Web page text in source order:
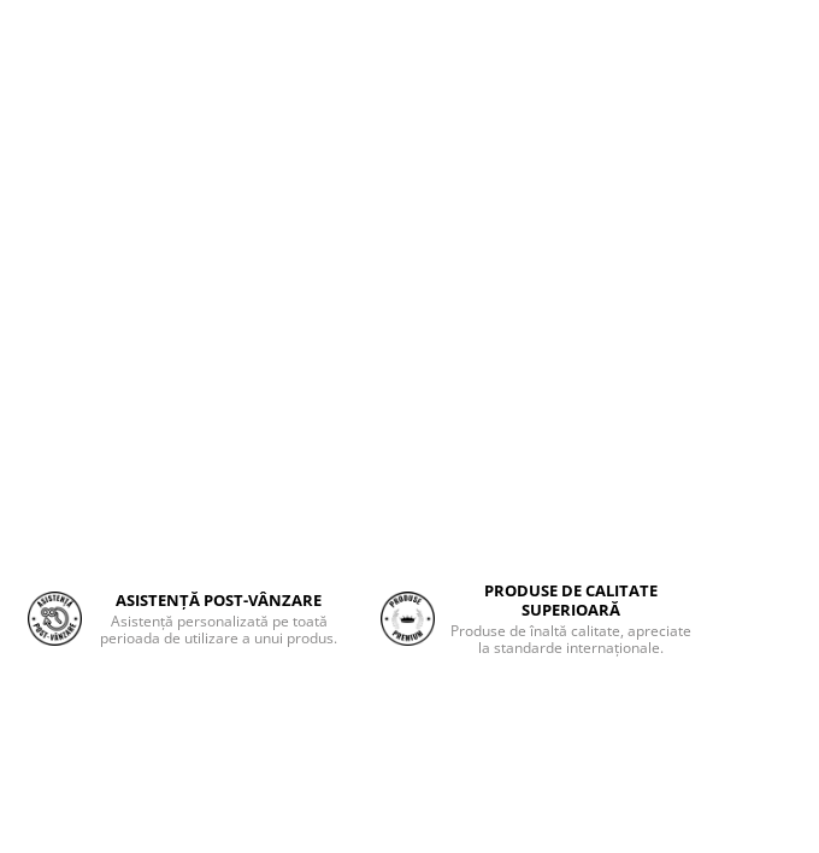
ASISTENȚĂ POST-VÂNZARE
Asistență personalizată pe toată
perioada de utilizare a unui produs.
PRODUSE DE CALITATE
SUPERIOARĂ
Produse de înaltă calitate, apreciate
la standarde internaționale.